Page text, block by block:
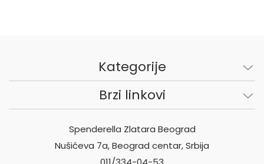
Kategorije
Brzi linkovi
Spenderella Zlatara Beograd
Nušićeva 7a, Beograd centar, Srbija